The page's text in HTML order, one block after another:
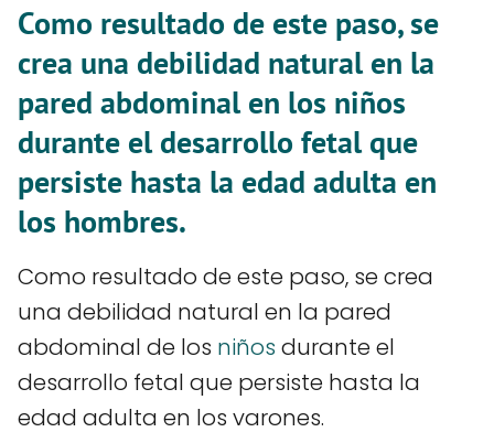
Como resultado de este paso, se
crea una debilidad natural en la
pared abdominal en los niños
durante el desarrollo fetal que
persiste hasta la edad adulta en
los hombres.
Como resultado de este paso, se crea
una debilidad natural en la pared
abdominal de los niños durante el
desarrollo fetal que persiste hasta la
edad adulta en los varones.